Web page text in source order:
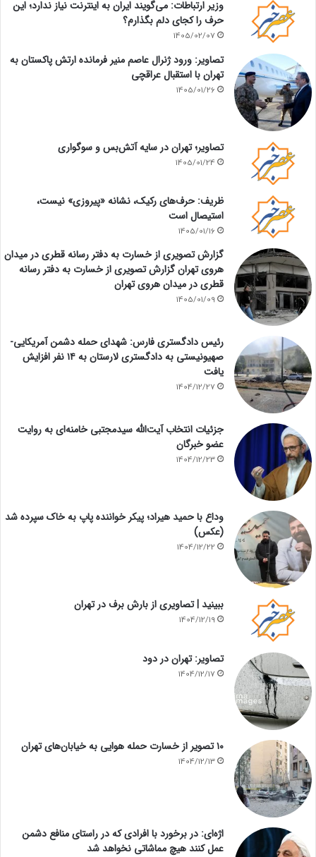
وزیر ارتباطات: می‌گویند ایران به اینترنت نیاز ندارد؛ این
حرف را کجای دلم بگذارم؟
1405/02/07
تصاویر: ورود ژنرال عاصم منیر فرمانده ارتش پاکستان به
تهران با استقبال عراقچی
1405/01/26
تصاویر؛ تهران در سایه آتش‌بس و سوگواری
1405/01/24
ظریف: حرف‌های رکیک، نشانه «پیروزی» نیست،
استیصال است
1405/01/16
گزارش تصویری از خسارت به دفتر رسانه قطری در میدان
هروی تهران گزارش تصویری از خسارت به دفتر رسانه
قطری در میدان هروی تهران
1405/01/09
رئیس دادگستری فارس: شهدای حمله دشمن آمریکایی-
صهیونیستی به دادگستری لارستان به ۱۴ نفر افزایش
یافت
1404/12/27
جزئیات انتخاب آیت‌الله سیدمجتبی خامنه‌ای به روایت
عضو خبرگان
1404/12/23
وداع با حمید هیراد؛ پیکر خواننده پاپ به خاک سپرده شد
(عکس)
1404/12/22
ببینید | تصاویری از بارش برف در تهران
1404/12/19
تصاویر: تهران در دود
1404/12/17
۱۰ تصویر از خسارت حمله هوایی به خیابان‌های تهران
1404/12/13
اژه‌ای: در برخورد با افرادی که در راستای منافع دشمن
عمل کنند هیچ مماشاتی نخواهد شد